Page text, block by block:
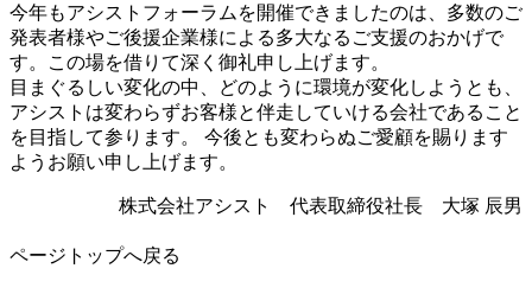
今年もアシストフォーラムを開催できましたのは、多数のご
発表者様やご後援企業様による多大なるご支援のおかげで
す。この場を借りて深く御礼申し上げます。
目まぐるしい変化の中、どのように環境が変化しようとも、
アシストは変わらずお客様と伴走していける会社であること
を目指して参ります。 今後とも変わらぬご愛顧を賜ります
ようお願い申し上げます。
株式会社アシスト 代表取締役社長 大塚 辰男
ページトップへ戻る